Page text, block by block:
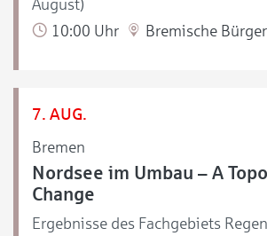
August)
10:00 Uhr
Bremische
7. AUG.
Bremen
Nordsee im Umbau – A
Change
Ergebnisse des Fachgebiets